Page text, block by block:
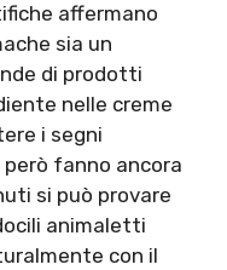
affermano
sia un
di prodotti
nelle creme
i segni
però fanno ancora
si può provare
animaletti
con il